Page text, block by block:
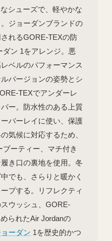
シューズで、軽やかな
ジョーダンブランドの
れるGORE-TEXの防
ン 1をアレンジ。悪
ベルのパフォーマンス
バージョンの姿勢とシ
TEXでアンダーレ
ー。防水性のある上質
バーレイに使い、保護
気候に対応するため、
ーティー、マチ付き
き口の裏地を使用。冬
でも、さらりと暖かく
プする。リフレクティ
ウッシュ、GORE-
られたAir Jordanの
ーダン 1を歴史的かつ